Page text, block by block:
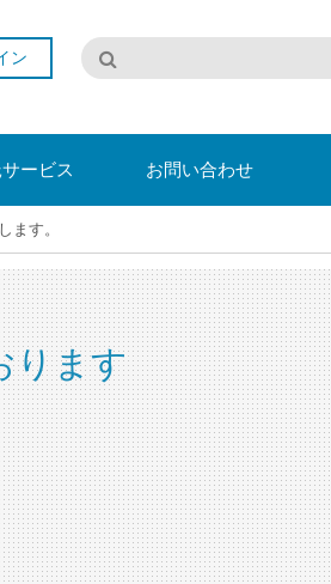
ン
ービス お問い合わせ
ます。
ります